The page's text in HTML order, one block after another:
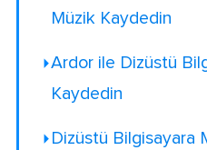
Müzik Kaydedin
Ardor ile Dizüstü
Kaydedin
Dizüstü Bilgisayara